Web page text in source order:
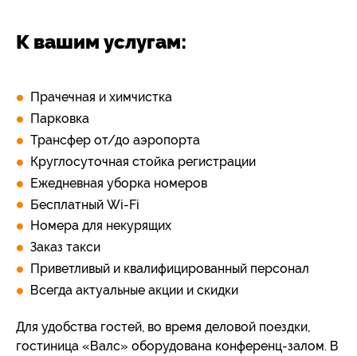
К вашим услугам:
Прачечная и химчистка
Парковка
Трансфер от/до аэропорта
Круглосуточная стойка регистрации
Ежедневная уборка номеров
Бесплатный Wi-Fi
Номера для некурящих
Заказ такси
Приветливый и квалифицированный персонал
Всегда актуальные акции и скидки
Для удобства гостей, во время деловой поездки,
гостиница «Валс» оборудована конференц-залом. В